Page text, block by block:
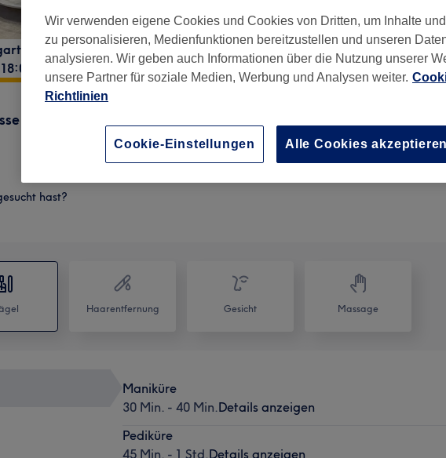
Berlin, 10557
15 Min.Details anzeigen
hast?
Haarentfernung Gesicht Massage
Maniküre
30 Min. - 40 Min.Details anzeigen
Pediküre
45 Min. - 1 Std.Details anzeigen
Wir verwenden eigene Cookies und Cookies von Dritten, um Inhalte
zu personalisieren, Medienfunktionen bereitzustellen und unseren
analysieren. Wir geben auch Informationen über die Nutzung unserer
unsere Partner für soziale Medien, Werbung und Analysen weiter.
Richtlinien
Cookie-Einstellungen Alle Cookies